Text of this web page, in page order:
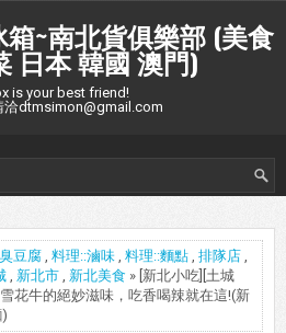
~南北貨俱樂部 (美食
日本 韓國 澳門)
is your best friend!
洽dtmsimon@gmail.com
豆腐 , 料理::滷味 , 料理::麵點 , 排隊店 ,
, 新北市 , 新北美食 » [新北小吃][土城
花牛的絕妙滋味，吃香喝辣就在這!(新